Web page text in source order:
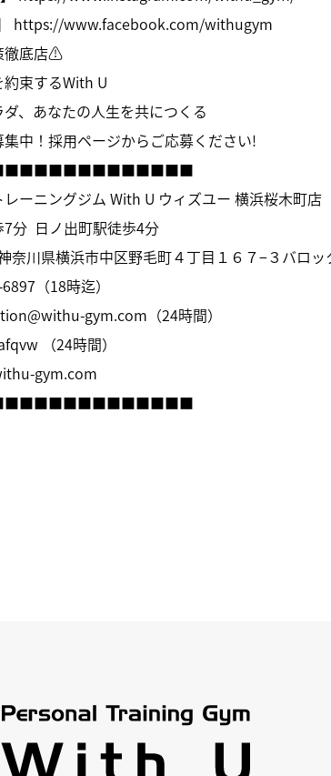
https://www.facebook.com/withugym
徹底店⚠
束するWith U
、あなたの人生を共につくる
集中！採用ページからご応募ください!
ーニングジム With U ウィズユー 横浜桜木町店
7分 日ノ出町駅徒歩4分
奈川県横浜市中区野毛町４丁目１６７−３バロッ
（18時迄）
gym.com （24時間）
（24時間）
gym.com